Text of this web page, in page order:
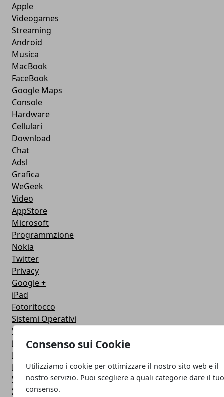
Consenso sui Cookie
Utilizziamo i cookie per ottimizzare il nostro sito web e il
nostro servizio. Puoi scegliere a quali categorie dare il
consenso.
Apple
Videogames
Streaming
Android
Musica
MacBook
FaceBook
Google Maps
Console
Hardware
Cellulari
Download
Chat
Adsl
Grafica
WeGeek
Video
AppStore
Microsoft
Programmzione
Nokia
Twitter
Privacy
Google +
iPad
Fotoritocco
Sistemi Operativi
Video Tutorial
iTunes
Motori di ricerca
NoteBook
Wireless
Samsung